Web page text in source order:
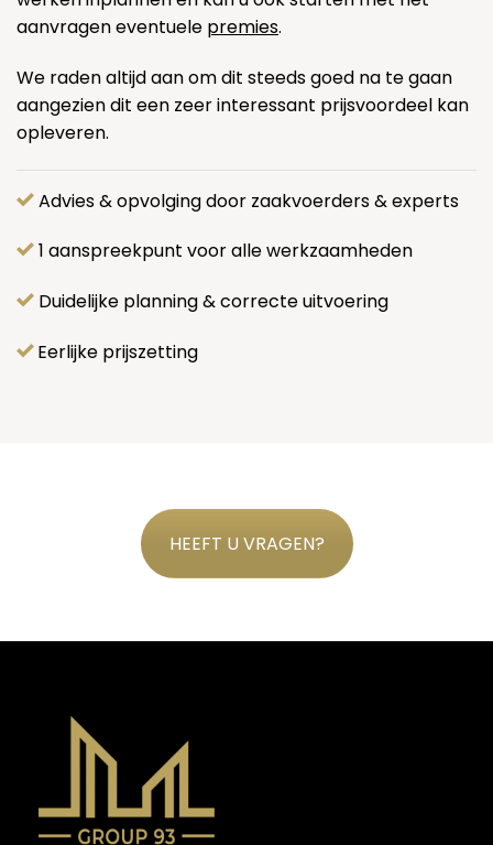
aanvragen eventuele premies.
We raden altijd aan om dit steeds goed na te gaan
aangezien dit een zeer interessant prijsvoordeel kan
opleveren.
Advies & opvolging door zaakvoerders & experts
1 aanspreekpunt voor alle werkzaamheden
Duidelijke planning & correcte uitvoering
Eerlijke prijszetting
HEEFT U VRAGEN?